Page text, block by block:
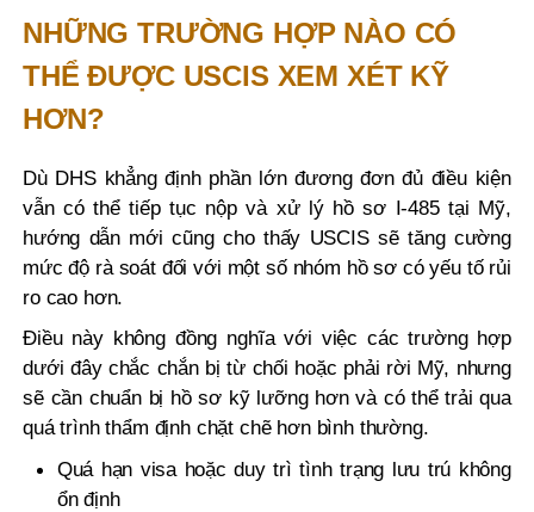
NHỮNG TRƯỜNG HỢP NÀO CÓ
THỂ ĐƯỢC USCIS XEM XÉT KỸ
HƠN?
Dù DHS khẳng định phần lớn đương đơn đủ điều kiện
vẫn có thể tiếp tục nộp và xử lý hồ sơ I-485 tại Mỹ,
hướng dẫn mới cũng cho thấy USCIS sẽ tăng cường
mức độ rà soát đối với một số nhóm hồ sơ có yếu tố rủi
ro cao hơn.
Điều này không đồng nghĩa với việc các trường hợp
dưới đây chắc chắn bị từ chối hoặc phải rời Mỹ, nhưng
sẽ cần chuẩn bị hồ sơ kỹ lưỡng hơn và có thể trải qua
quá trình thẩm định chặt chẽ hơn bình thường.
Quá hạn visa hoặc duy trì tình trạng lưu trú không
ổn định